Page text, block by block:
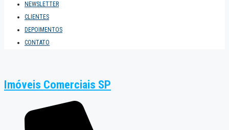
NEWSLETTER
CLIENTES
DEPOIMENTOS
CONTATO
Imóveis Comerciais SP